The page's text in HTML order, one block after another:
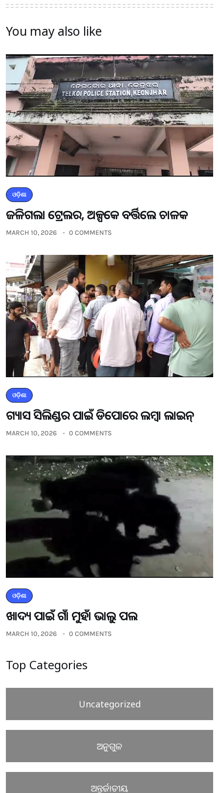
You may also like
ଓଡ଼ିଶା
ଜଳିଗଲା ଟ୍ରେଲର, ଅଳ୍ପକେ ବର୍ତ୍ତିଲେ ଚାଳକ
MARCH 10, 2026 0 COMMENTS
ଓଡ଼ିଶା
ଗ୍ୟାସ ସିଲିଣ୍ଡର ପାଇଁ ଡିପୋରେ ଲମ୍ବା ଲାଇନ୍
MARCH 10, 2026 0 COMMENTS
ଓଡ଼ିଶା
ଖାଦ୍ୟ ପାଇଁ ଗାଁ ମୁହାଁ ଭାଲୁ ପଲ
MARCH 10, 2026 0 COMMENTS
Top Categories
Uncategorized
ଅନୁଗୁଳ
ଅନ୍ତର୍ଜାତୀୟ